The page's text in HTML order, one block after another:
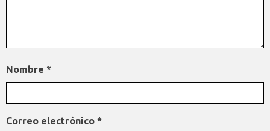
Nombre *
Correo electrónico *